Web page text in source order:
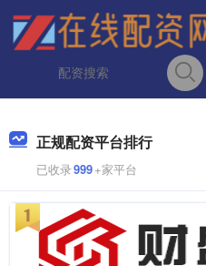
正规配资平台排行
已收录999+家平台